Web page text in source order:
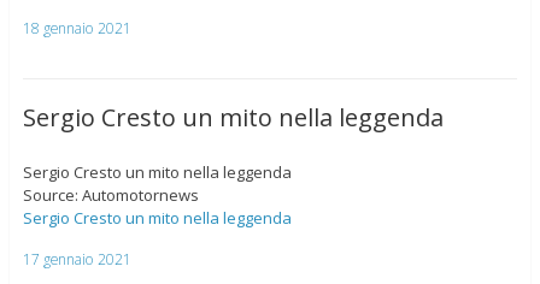
18 gennaio 2021
Sergio Cresto un mito nella leggenda
Sergio Cresto un mito nella leggenda
Source: Automotornews
Sergio Cresto un mito nella leggenda
17 gennaio 2021